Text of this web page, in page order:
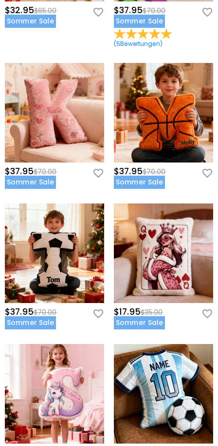
$32.95$65.00
Sommer Sale
$37.95$70.00
Sommer Sale
(5Bewertungen)
$37.95$70.00
Sommer Sale
$37.95$70.00
Sommer Sale
$37.95$70.00
Sommer Sale
$17.95$35.00
Sommer Sale